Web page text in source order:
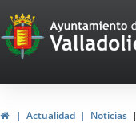
Portal
Web
del
InicioActualidad Noticias